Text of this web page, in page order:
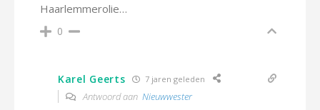
Haarlemmerolie…
0
Karel Geerts 7 jaren geleden
Antwoord aan Nieuwwester